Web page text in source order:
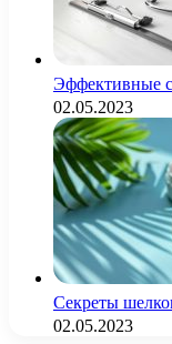
Эффективные
02.05.2023
Секреты
02.05.2023